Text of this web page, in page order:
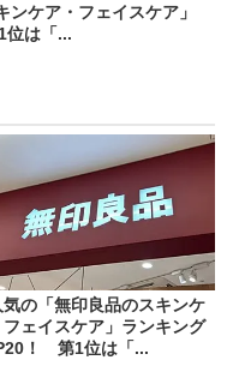
ケア・フェイスケア」
は「...
気の「無印良品のスキンケ
フェイスケア」ランキング
！ 第1位は「...